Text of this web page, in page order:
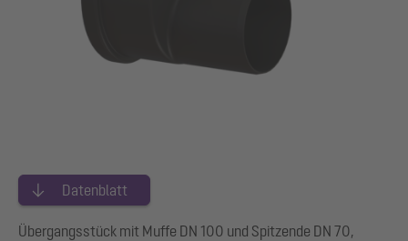
Datenblatt
Übergangsstück mit Muffe DN 100 und Spitzende DN 70,